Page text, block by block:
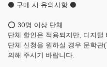
⚫ 구매 시 유의사항 ⚫
⭕ 30명 이상 단체
단체 할인은 적용되지만, 디지
단체 신청을 원하실 경우 문학
의해 주시기 바랍니다.